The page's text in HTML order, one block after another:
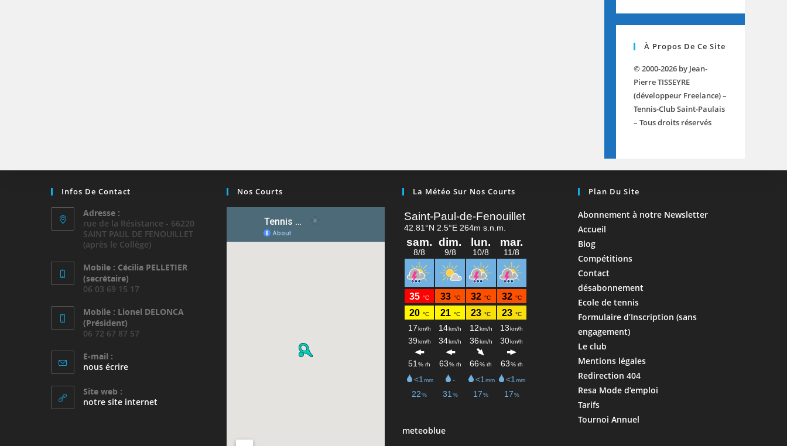
À Propos De Ce Site
© 2000-2026 by Jean-
Pierre TISSEYRE
(développeur Freelance) –
Tennis-Club Saint-Paulais
– Tous droits réservés
Infos De Contact
Adresse :
rue de la Résistance - 66220
SAINT PAUL DE FENOUILLET
(après le Collège)
Mobile : Cécilia PELLETIER
(secrétaire)
06 03 69 15 17
Mobile : Lionel DELONCA
(Président)
06 72 67 87 57
E-mail :
nous écrire
Site web :
notre site internet
Nos Courts La Météo Sur Nos Courts
meteoblue
Plan Du Site
Abonnement à notre Newsletter
Accueil
Blog
Compétitions
Contact
désabonnement
Ecole de tennis
Formulaire d’Inscription (sans
engagement)
Le club
Mentions légales
Redirection 404
Resa Mode d’emploi
Tarifs
Tournoi Annuel